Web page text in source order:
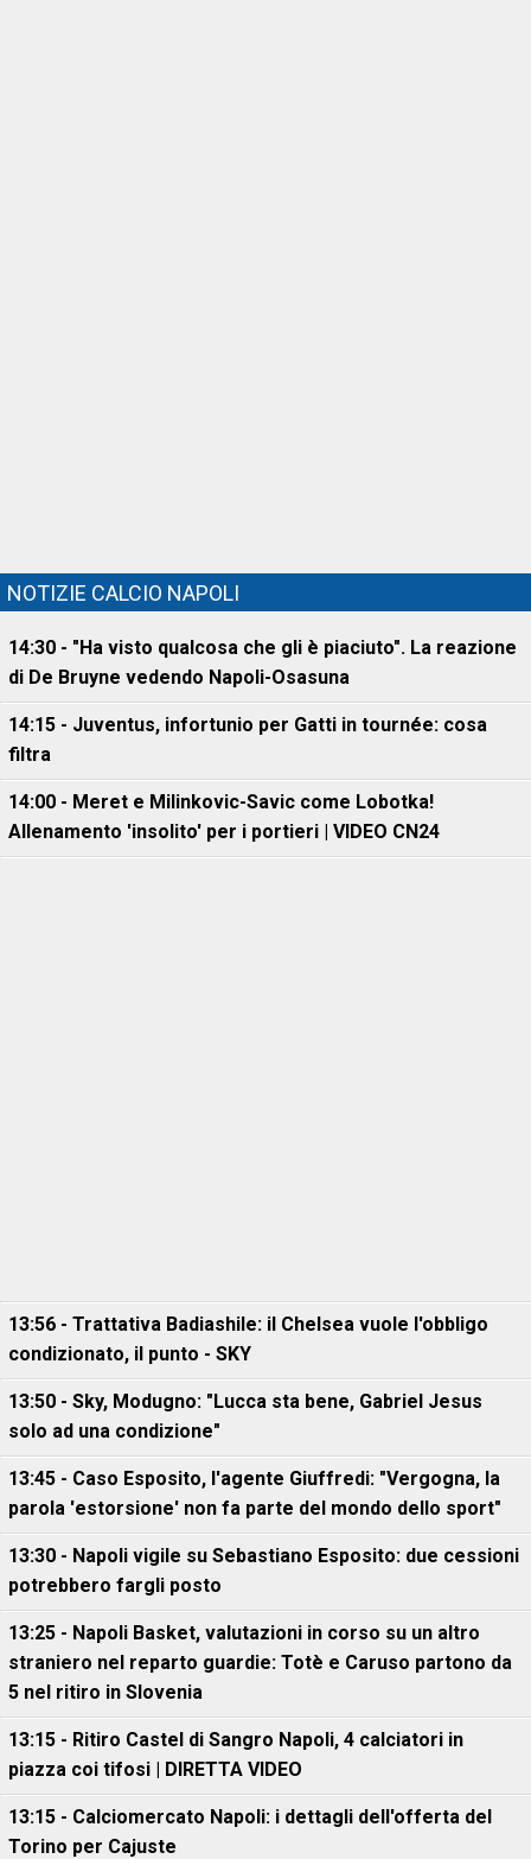
NOTIZIE CALCIO NAPOLI
14:30 - "Ha visto qualcosa che gli è piaciuto". La reazione
di De Bruyne vedendo Napoli-Osasuna
14:15 - Juventus, infortunio per Gatti in tournée: cosa
filtra
14:00 - Meret e Milinkovic-Savic come Lobotka!
Allenamento 'insolito' per i portieri | VIDEO CN24
13:56 - Trattativa Badiashile: il Chelsea vuole l'obbligo
condizionato, il punto - SKY
13:50 - Sky, Modugno: "Lucca sta bene, Gabriel Jesus
solo ad una condizione"
13:45 - Caso Esposito, l'agente Giuffredi: "Vergogna, la
parola 'estorsione' non fa parte del mondo dello sport"
13:30 - Napoli vigile su Sebastiano Esposito: due cessioni
potrebbero fargli posto
13:25 - Napoli Basket, valutazioni in corso su un altro
straniero nel reparto guardie: Totè e Caruso partono da
5 nel ritiro in Slovenia
13:15 - Ritiro Castel di Sangro Napoli, 4 calciatori in
piazza coi tifosi | DIRETTA VIDEO
13:15 - Calciomercato Napoli: i dettagli dell'offerta del
Torino per Cajuste